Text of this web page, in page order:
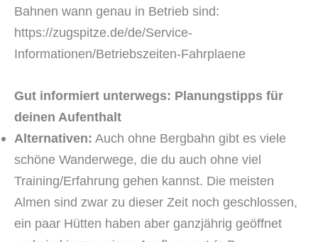
Bahnen wann genau in Betrieb sind:
https://zugspitze.de/de/Service-
Informationen/Betriebszeiten-Fahrplaene
Gut informiert unterwegs: Planungstipps für
deinen Aufenthalt
Alternativen: Auch ohne Bergbahn gibt es viele
schöne Wanderwege, die du auch ohne viel
Training/Erfahrung gehen kannst. Die meisten
Almen sind zwar zu dieser Zeit noch geschlossen,
ein paar Hütten haben aber ganzjährig geöffnet